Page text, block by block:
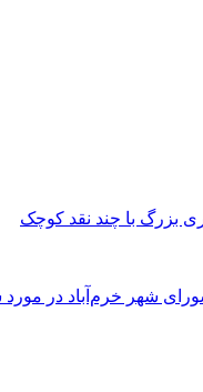
شهر خرم‌آباد در